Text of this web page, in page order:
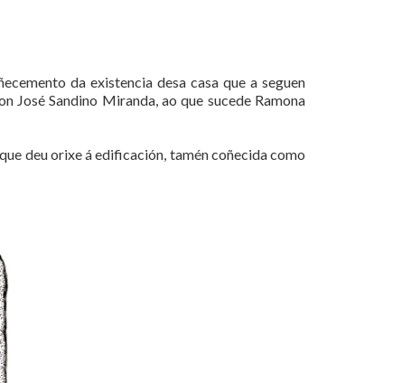
da existencia desa casa que a seguen
José Sandino Miranda, ao que sucede Ramona
deu orixe á edificación, tamén coñecida como